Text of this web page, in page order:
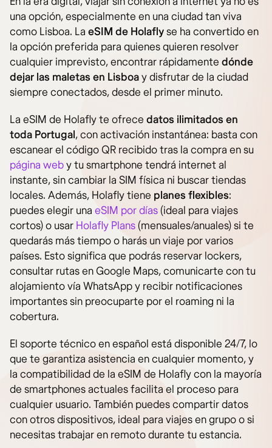
una opción, especialmente en una ciudad tan viva
como Lisboa. La eSIM de Holaflyse ha convertido en
la opción preferida para quienes quieren resolver
cualquier imprevisto, encontrar rápidamente dónde
dejar las maletas en Lisboay disfrutar de la ciudad
siempre conectados, desde el primer minuto.
La eSIM de Holafly te ofrece datos ilimitados en
toda Portugal, con activación instantánea: basta con
escanear el código QR recibido tras la compra en su
página weby tu smartphone tendrá internet al
instante, sin cambiar la SIM física ni buscar tiendas
locales. Además, Holafly tiene planes flexibles:
puedes elegir una eSIM por días(ideal para viajes
cortos) o usar Holafly Plans(mensuales/anuales) si te
quedarás más tiempo o harás un viaje por varios
países. Esto significa que podrás reservar lockers,
consultar rutas en Google Maps, comunicarte con tu
alojamiento vía WhatsApp y recibir notificaciones
importantes sin preocuparte por el roaming ni la
cobertura.
El soporte técnico en español está disponible 24/7, lo
que te garantiza asistencia en cualquier momento, y
la compatibilidad de la eSIM de Holafly con la mayoría
de smartphones actuales facilita el proceso para
cualquier usuario. También puedes compartir datos
con otros dispositivos, ideal para viajes en grupo o si
necesitas trabajar en remoto durante tu estancia.